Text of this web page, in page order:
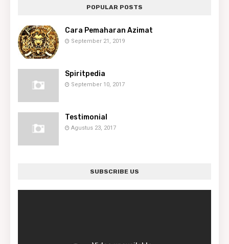
POPULAR POSTS
Cara Pemaharan Azimat
September 21, 2019
Spiritpedia
September 10, 2017
Testimonial
Agustus 23, 2017
SUBSCRIBE US